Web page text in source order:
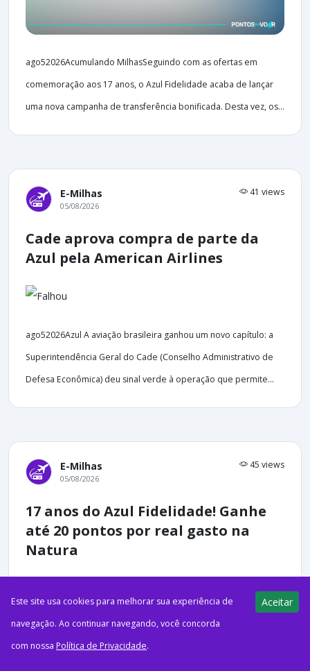
ago52026Acumulando MilhasSeguindo com as ofertas em
comemoração aos 17 anos, o Azul Fidelidade acaba de lançar
uma nova campanha de transferência bonificada. Desta vez, os...
E-Milhas 41 views
05/08/2026
Cade aprova compra de parte da
Azul pela American Airlines
ago52026Azul A aviação brasileira ganhou um novo capítulo: a
Superintendência Geral do Cade (Conselho Administrativo de
Defesa Econômica) deu sinal verde à operação que permite...
E-Milhas 45 views
05/08/2026
17 anos do Azul Fidelidade! Ganhe
até 20 pontos por real gasto na
Natura
Este site usa cookies para melhorar sua experiência de
navegação. Ao continuar navegando, você concorda
com nossa Política de Privacidade.
Aceitar